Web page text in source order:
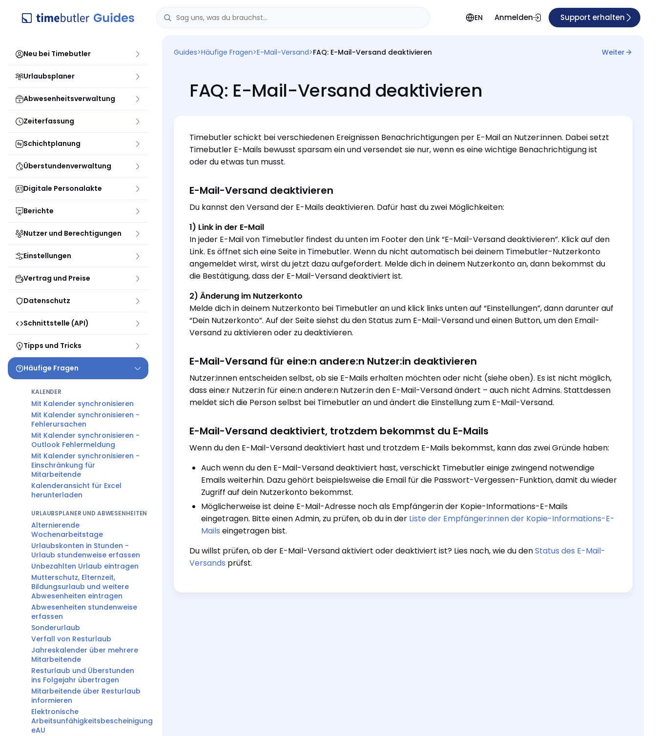
EN Anmelden Support erhalten
Neu bei Timebutler
Urlaubsplaner
Abwesenheitsverwaltung
Zeiterfassung
Schichtplanung
Überstundenverwaltung
Digitale Personalakte
Berichte
Nutzer und Berechtigungen
Einstellungen
Vertrag und Preise
Datenschutz
Schnittstelle (API)
Tipps und Tricks
Häufige Fragen
KALENDER
Mit Kalender synchronisieren
Mit Kalender synchronisieren -
Fehlerursachen
Mit Kalender synchronisieren -
Outlook Fehlermeldung
Mit Kalender synchronisieren -
Einschränkung für
Mitarbeitende
Kalenderansicht für Excel
herunterladen
URLAUBSPLANER UND ABWESENHEITEN
Alternierende
Wochenarbeitstage
Urlaubskonten in Stunden -
Urlaub stundenweise erfassen
Unbezahlten Urlaub eintragen
Mutterschutz, Elternzeit,
Bildungsurlaub und weitere
Abwesenheiten eintragen
Abwesenheiten stundenweise
erfassen
Sonderurlaub
Verfall von Resturlaub
Jahreskalender über mehrere
Mitarbeitende
Resturlaub und Überstunden
ins Folgejahr übertragen
Mitarbeitende über Resturlaub
informieren
Elektronische
Arbeitsunfähigkeitsbescheinigung
eAU
Guides>Häufige Fragen>E-Mail-Versand>FAQ: E-Mail-Versand deaktivieren Weiter
FAQ: E-Mail-Versand deaktivieren
Timebutler schickt bei verschiedenen Ereignissen Benachrichtigungen per E-Mail an Nutzer:innen. Dabei setzt
Timebutler E-Mails bewusst sparsam ein und versendet sie nur, wenn es eine wichtige Benachrichtigung ist
oder du etwas tun musst.
E-Mail-Versand deaktivieren
Du kannst den Versand der E-Mails deaktivieren. Dafür hast du zwei Möglichkeiten:
1) Link in der E-Mail
In jeder E-Mail von Timebutler findest du unten im Footer den Link “E-Mail-Versand deaktivieren”. Klick auf den
Link. Es öffnet sich eine Seite in Timebutler. Wenn du nicht automatisch bei deinem Timebutler-Nutzerkonto
angemeldet wirst, wirst du jetzt dazu aufgefordert. Melde dich in deinem Nutzerkonto an, dann bekommst du
die Bestätigung, dass der E-Mail-Versand deaktiviert ist.
2) Änderung im Nutzerkonto
Melde dich in deinem Nutzerkonto bei Timebutler an und klick links unten auf “Einstellungen”, dann darunter auf
“Dein Nutzerkonto”. Auf der Seite siehst du den Status zum E-Mail-Versand und einen Button, um den Email-
Versand zu aktivieren oder zu deaktivieren.
E-Mail-Versand für eine:n andere:n Nutzer:in deaktivieren
Nutzer:innen entscheiden selbst, ob sie E-Mails erhalten möchten oder nicht (siehe oben). Es ist nicht möglich,
dass eine:r Nutzer:in für eine:n andere:n Nutzer:in den E-Mail-Versand ändert – auch nicht Admins. Stattdessen
meldet sich die Person selbst bei Timebutler an und ändert die Einstellung zum E-Mail-Versand.
E-Mail-Versand deaktiviert, trotzdem bekommst du E-Mails
Wenn du den E-Mail-Versand deaktiviert hast und trotzdem E-Mails bekommst, kann das zwei Gründe haben:
Auch wenn du den E-Mail-Versand deaktiviert hast, verschickt Timebutler einige zwingend notwendige
Emails weiterhin. Dazu gehört beispielsweise die Email für die Passwort-Vergessen-Funktion, damit du wieder
Zugriff auf dein Nutzerkonto bekommst.
Möglicherweise ist deine E-Mail-Adresse noch als Empfänger:in der Kopie-Informations-E-Mails
eingetragen. Bitte einen Admin, zu prüfen, ob du in der Liste der Empfänger:innen der Kopie-Informations-E-
Mails eingetragen bist.
Du willst prüfen, ob der E-Mail-Versand aktiviert oder deaktiviert ist? Lies nach, wie du denStatus des E-Mail-
Versands prüfst.